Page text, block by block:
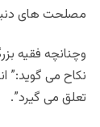
مصلحت های
وچنانچه فقیه
نکاح می گوید:”
تعلق می گیرد”.